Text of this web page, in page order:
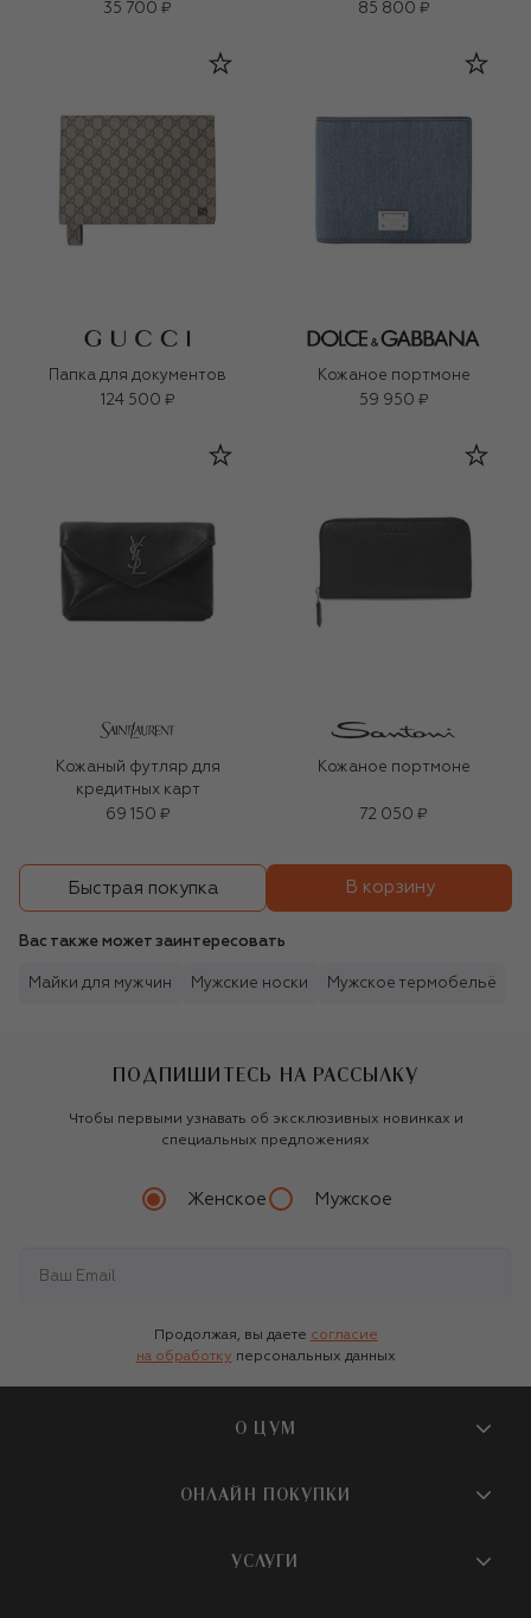
35 700 ₽
85 800 ₽
Папка для документов
124 500 ₽
Кожаное портмоне
59 950 ₽
Кожаный футляр для
кредитных карт
69 150 ₽
Кожаное портмоне
72 050 ₽
Быстрая покупка В корзину
Вас также может заинтересовать
Майки для мужчин Мужские носки Мужское термобельё
ПОДПИШИТЕСЬ НА РАССЫЛКУ
Чтобы первыми узнавать об эксклюзивных новинках и
специальных предложениях
Женское Мужское
Продолжая, вы даете согласие
на обработку персональных данных
О ЦУМ
О магазине
Бутики и ПВЗ ЦУМ
ОНЛАЙН ПОКУПКИ
УСЛУГИ